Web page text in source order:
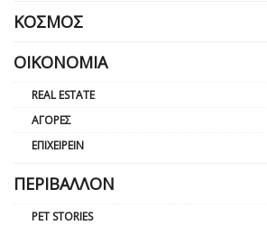
ΚΌΣΜΟΣ
ΟΙΚΟΝΟΜΊΑ
REAL ESTATE
ΑΓΟΡΈΣ
ΕΠΙΧΕΙΡΕΊΝ
ΠΕΡΙΒΆΛΛΟΝ
PET STORIES